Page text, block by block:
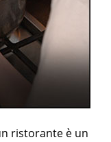
ristorante è un